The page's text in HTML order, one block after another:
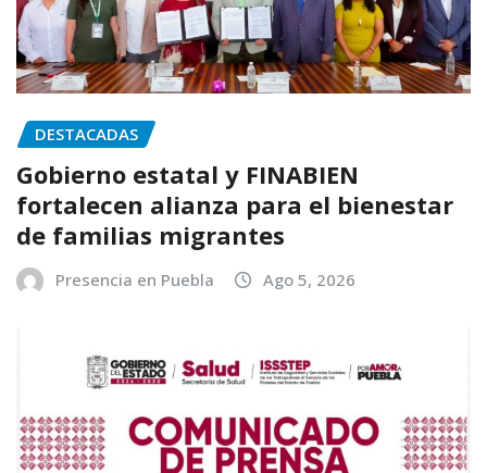
DESTACADAS
Gobierno estatal y FINABIEN
fortalecen alianza para el bienestar
de familias migrantes
Presencia en Puebla Ago 5, 2026